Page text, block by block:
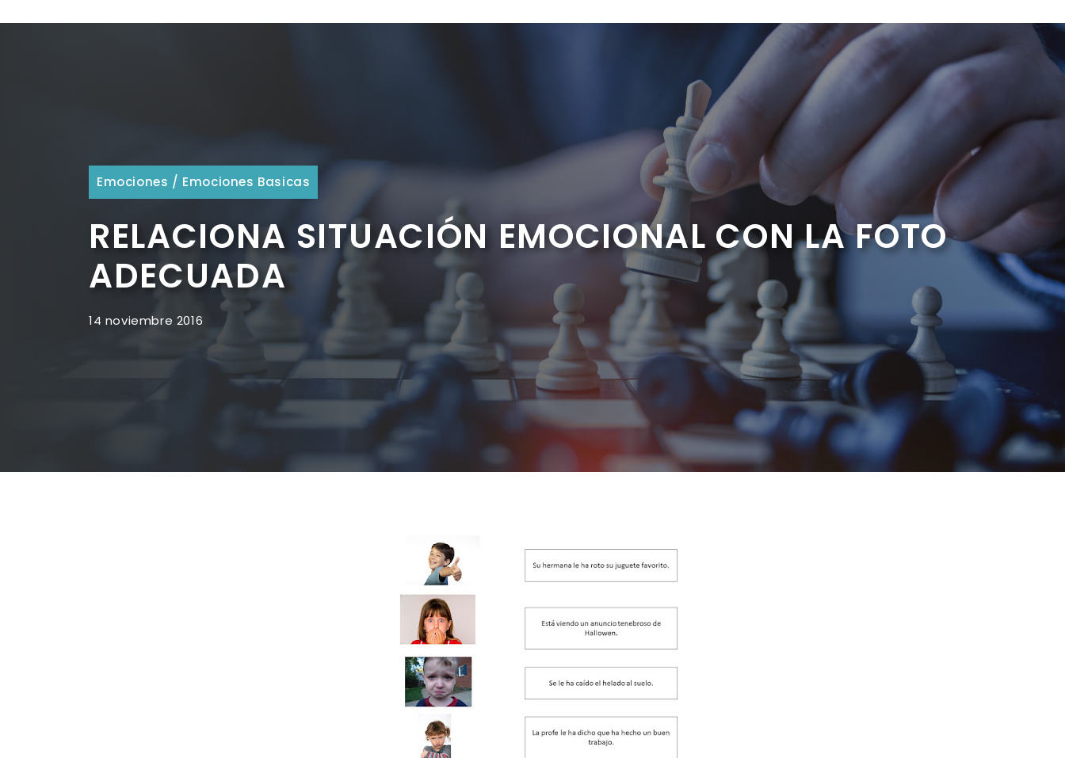
Emociones / Emociones Basicas
RELACIONA SITUACIÓN EMOCIONAL CON LA FOTO
ADECUADA
14 noviembre 2016